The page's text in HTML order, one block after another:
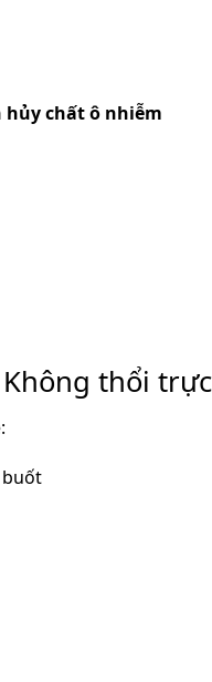
hủy chất ô nhiễm
thổi